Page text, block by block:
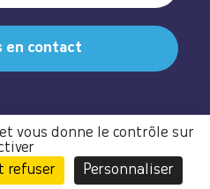
formulaire Recaptcha de Google.
vous donne le contrôle sur
refuser Personnaliser